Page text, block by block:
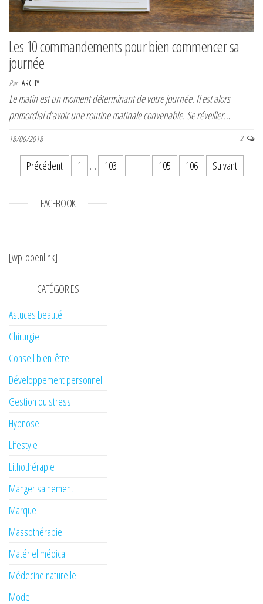
Les 10 commandements pour bien commencer sa
journée
Par ARCHY
Le matin est un moment déterminant de votre journée. Il est alors
primordial d’avoir une routine matinale convenable. Se réveiller…
18/06/2018 2
Pagination des publications
Précédent 1 … 103 105 106 Suivant
FACEBOOK
[wp-openlink]
CATÉGORIES
Astuces beauté
Chirurgie
Conseil bien-être
Développement personnel
Gestion du stress
Hypnose
Lifestyle
Lithothérapie
Manger sainement
Marque
Massothérapie
Matériel médical
Médecine naturelle
Mode